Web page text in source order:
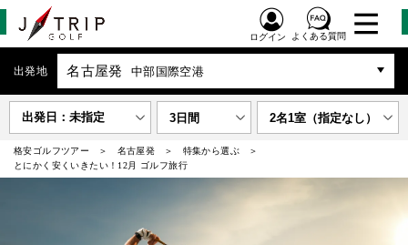
ログイン よくある質問
出発地 名古屋発 中部国際空港
出発日：未指定 3日間 2名1室（指定なし）
格安ゴルフツアー 名古屋発
特集から選ぶ
とにかく安くいきたい！12月 ゴルフ旅行